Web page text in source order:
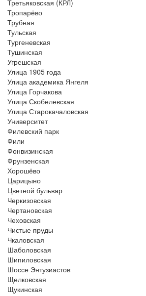
Третьяковская (КРЛ)
Тропарёво
Трубная
Тульская
Тургеневская
Тушинская
Угрешская
Улица 1905 года
Улица академика Янгеля
Улица Горчакова
Улица Скобелевская
Улица Старокачаловская
Университет
Филевский парк
Фили
Фонвизинская
Фрунзенская
Хорошёво
Царицыно
Цветной бульвар
Черкизовская
Чертановская
Чеховская
Чистые пруды
Чкаловская
Шаболовская
Шипиловская
Шоссе Энтузиастов
Щелковская
Щукинская